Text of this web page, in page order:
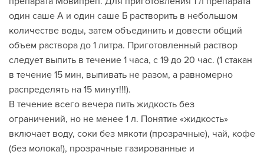
один саше А и один саше Б растворить в небольшом
количестве воды, затем объединить и довести общий
объем раствора до 1 литра. Приготовленный раствор
следует выпить в течение 1 часа, с 19 до 20 час. (1 стакан
в течение 15 мин, выпивать не разом, а равномерно
распределять на 15 минут!!!).
В течение всего вечера пить жидкость без
ограничений, но не менее 1 л. Понятие «жидкость»
включает воду, соки без мякоти (прозрачные), чай, кофе
(без молока!), прозрачные газированные и